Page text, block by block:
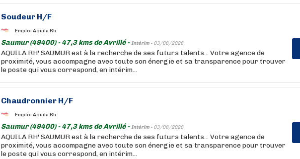
Soudeur H/F
Emploi Aquila Rh
Saumur (49400) - 47,3 kms de Avrillé -Intérim - 03/08/2026
AQUILA RH' SAUMUR est à la recherche de ses futurs talents... Votre agence de
proximité, vous accompagne avec toute son énergie et sa transparence pour trouver
le poste qui vous correspond, en intérim...
Chaudronnier H/F
Emploi Aquila Rh
Saumur (49400) - 47,3 kms de Avrillé -Intérim - 03/08/2026
AQUILA RH' SAUMUR est à la recherche de ses futurs talents... Votre agence de
proximité, vous accompagne avec toute son énergie et sa transparence pour trouver
le poste qui vous correspond, en intérim...